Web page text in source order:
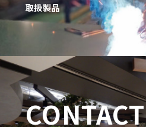
取扱製品
CONTACT